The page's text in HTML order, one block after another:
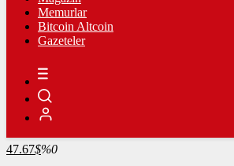
ETHEREUM
91242 Ξ%0
RİPPLE
49.26
%-0.2
TETHER
47.67$%0
Memurlar
Bitcoin Altcoin
Gazeteler